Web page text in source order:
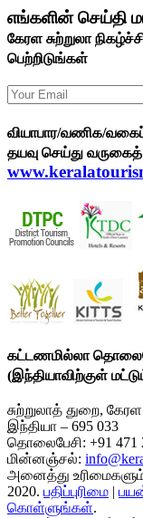
எங்களின் செய்தி
கேரள சுற்றுலா
பெற்றிடுங்கள்
வியாபார/வணிக/
தயவு செய்து வருகைத்
கட்டணமில்லா
(இந்தியாவிற்குள்
சுற்றுலாத் துறை,
இந்தியா – 695 033
தொலைபேசி: +91 471
மின்னஞ்சல்:
அனைத்து உரிமைகளும்
2020. பதிப்புரிமை |
கொள்ளுங்கள்.